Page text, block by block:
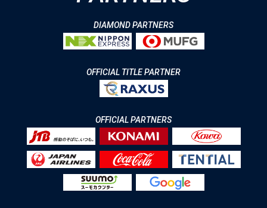
DIAMOND PARTNERS
OFFICIAL TITLE PARTNER
OFFICIAL PARTNERS